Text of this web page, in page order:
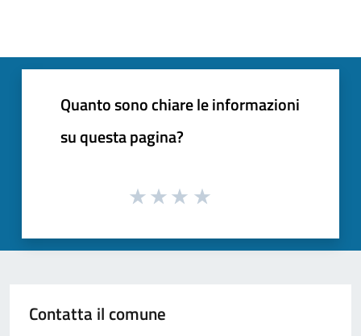
Quanto sono chiare le informazioni
su questa pagina?
Contatta il comune